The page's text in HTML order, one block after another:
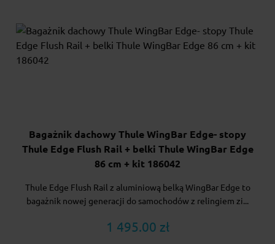
Bagażnik dachowy Thule WingBar Edge- stopy
Thule Edge Flush Rail + belki Thule WingBar Edge
86 cm + kit 186042
Thule Edge Flush Rail z aluminiową belką WingBar Edge to
bagażnik nowej generacji do samochodów z relingiem zi...
1 495.00 zł